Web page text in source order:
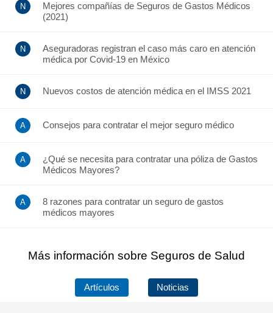
Mejores compañías de Seguros de Gastos Médicos
(2021)
Aseguradoras registran el caso más caro en atención
médica por Covid-19 en México
Nuevos costos de atención médica en el IMSS 2021
Consejos para contratar el mejor seguro médico
¿Qué se necesita para contratar una póliza de Gastos
Médicos Mayores?
8 razones para contratar un seguro de gastos
médicos mayores
Más información sobre Seguros de Salud
Artículos Noticias